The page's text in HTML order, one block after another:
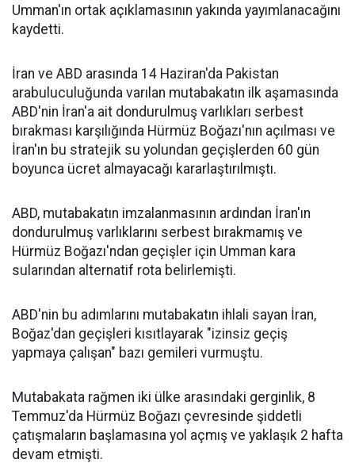
Umman'ın ortak açıklamasının yakında yayımlanacağını
kaydetti.
İran ve ABD arasında 14 Haziran'da Pakistan
arabuluculuğunda varılan mutabakatın ilk aşamasında
ABD'nin İran'a ait dondurulmuş varlıkları serbest
bırakması karşılığında Hürmüz Boğazı'nın açılması ve
İran'ın bu stratejik su yolundan geçişlerden 60 gün
boyunca ücret almayacağı kararlaştırılmıştı.
ABD, mutabakatın imzalanmasının ardından İran'ın
dondurulmuş varlıklarını serbest bırakmamış ve
Hürmüz Boğazı'ndan geçişler için Umman kara
sularından alternatif rota belirlemişti.
ABD'nin bu adımlarını mutabakatın ihlali sayan İran,
Boğaz'dan geçişleri kısıtlayarak "izinsiz geçiş
yapmaya çalışan" bazı gemileri vurmuştu.
Mutabakata rağmen iki ülke arasındaki gerginlik, 8
Temmuz'da Hürmüz Boğazı çevresinde şiddetli
çatışmaların başlamasına yol açmış ve yaklaşık 2 hafta
devam etmişti.